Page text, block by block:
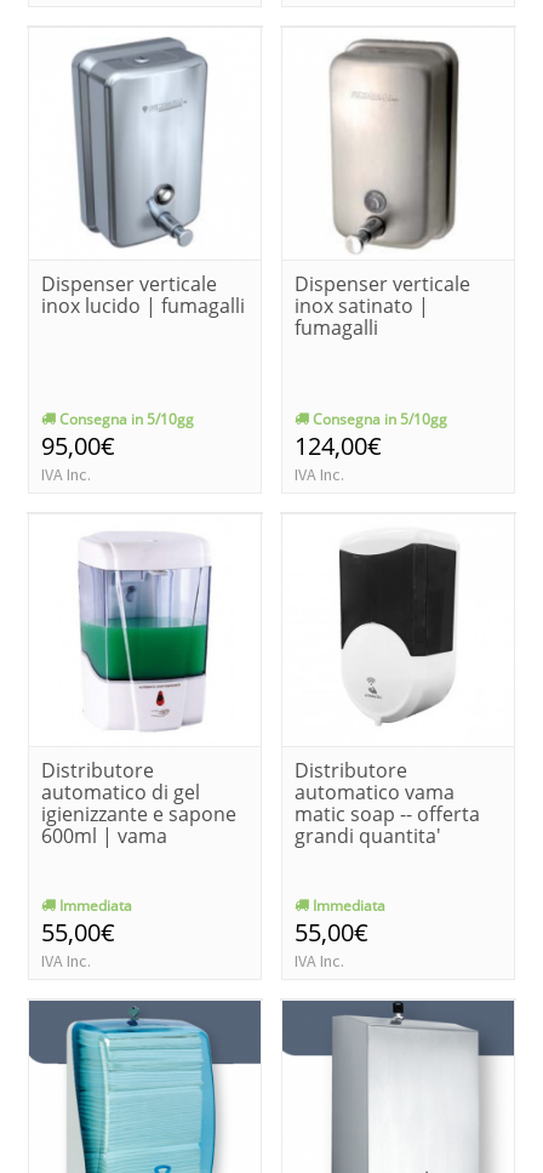
Dispenser verticale
inox lucido | fumagalli
Consegna in 5/10gg
95,00€
IVA Inc.
Dispenser verticale
inox satinato |
fumagalli
Consegna in 5/10gg
124,00€
IVA Inc.
Distributore
automatico di gel
igienizzante e sapone
600ml | vama
Immediata
55,00€
IVA Inc.
Distributore
automatico vama
matic soap -- offerta
grandi quantita'
Immediata
55,00€
IVA Inc.